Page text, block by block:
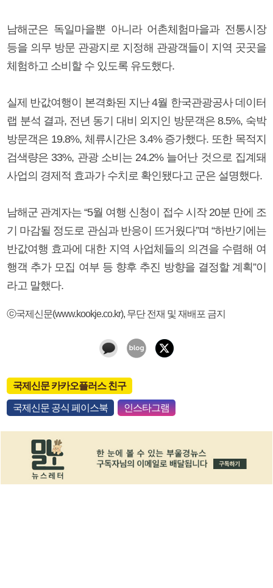
남해군은 독일마을뿐 아니라 어촌체험마을과 전통시장
등을 의무 방문 관광지로 지정해 관광객들이 지역 곳곳을
체험하고 소비할 수 있도록 유도했다.
실제 반값여행이 본격화된 지난 4월 한국관광공사 데이터
랩 분석 결과, 전년 동기 대비 외지인 방문객은 8.5%, 숙박
방문객은 19.8%, 체류시간은 3.4% 증가했다. 또한 목적지
검색량은 33%, 관광 소비는 24.2% 늘어난 것으로 집계돼
사업의 경제적 효과가 수치로 확인됐다고 군은 설명했다.
남해군 관계자는 “5월 여행 신청이 접수 시작 20분 만에 조
기 마감될 정도로 관심과 반응이 뜨거웠다”며 “하반기에는
반값여행 효과에 대한 지역 사업체들의 의견을 수렴해 여
행객 추가 모집 여부 등 향후 추진 방향을 결정할 계획”이
라고 말했다.
ⓒ국제신문(www.kookje.co.kr), 무단 전재 및 재배포 금지
국제신문 카카오플러스 친구
국제신문 공식 페이스북 인스타그램